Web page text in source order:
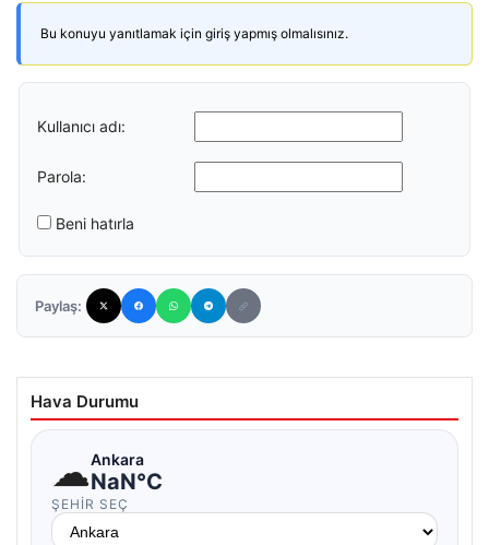
Bu konuyu yanıtlamak için giriş yapmış olmalısınız.
Kullanıcı adı:
Parola:
Beni hatırla
Paylaş:
Hava Durumu
☁Ankara
NaN°C
ŞEHIR SEÇ